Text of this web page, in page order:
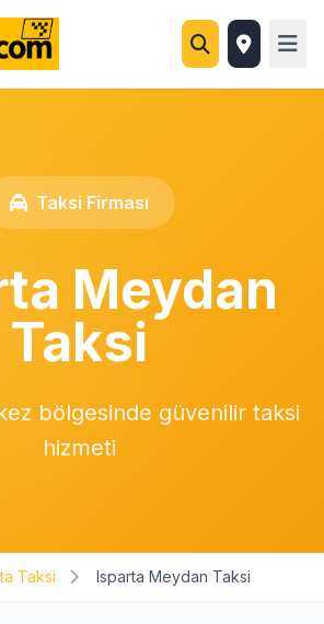
Taksi Firması
Meydan
Taksi
bölgesinde güvenilir taksi
hizmeti
Taksi Isparta Meydan Taksi